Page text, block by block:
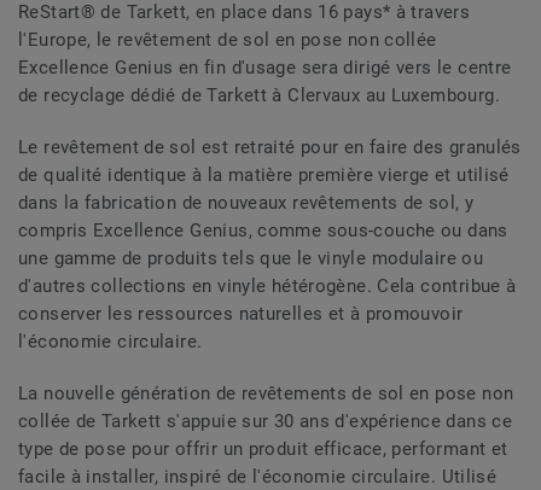
ReStart® de Tarkett, en place dans 16 pays* à travers
l'Europe, le revêtement de sol en pose non collée
Excellence Genius en fin d'usage sera dirigé vers le centre
de recyclage dédié de Tarkett à Clervaux au Luxembourg.
Le revêtement de sol est retraité pour en faire des granulés
de qualité identique à la matière première vierge et utilisé
dans la fabrication de nouveaux revêtements de sol, y
compris Excellence Genius, comme sous-couche ou dans
une gamme de produits tels que le vinyle modulaire ou
d'autres collections en vinyle hétérogène. Cela contribue à
conserver les ressources naturelles et à promouvoir
l'économie circulaire.
La nouvelle génération de revêtements de sol en pose non
collée de Tarkett s'appuie sur 30 ans d'expérience dans ce
type de pose pour offrir un produit efficace, performant et
facile à installer, inspiré de l'économie circulaire. Utilisé